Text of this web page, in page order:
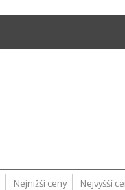
Nejnižší ceny Nejvyšší